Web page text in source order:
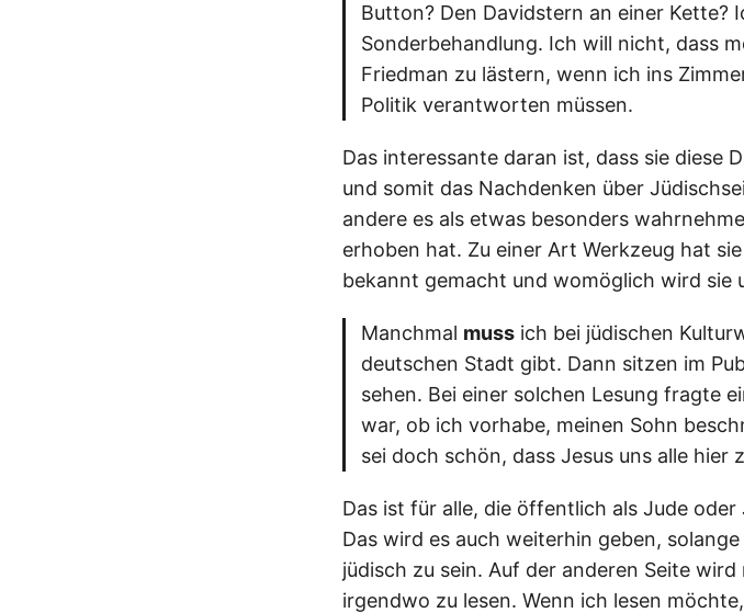
Button? Den Davidstern an einer Kette?
Sonderbehandlung. Ich will nicht, dass
Friedman zu lästern, wenn ich ins
Politik verantworten müssen.
Das interessante daran ist, dass sie diese
und somit das Nachdenken über
andere es als etwas besonders
erhoben hat. Zu einer Art Werkzeug hat
bekannt gemacht und womöglich wird sie
Manchmal muss ich bei jüdischen
deutschen Stadt gibt. Dann sitzen im
sehen. Bei einer solchen Lesung fragte
war, ob ich vorhabe, meinen Sohn
sei doch schön, dass Jesus uns alle hier
Das ist für alle, die öffentlich als Jude
Das wird es auch weiterhin geben,
jüdisch zu sein. Auf der anderen Seite
irgendwo zu lesen. Wenn ich lesen